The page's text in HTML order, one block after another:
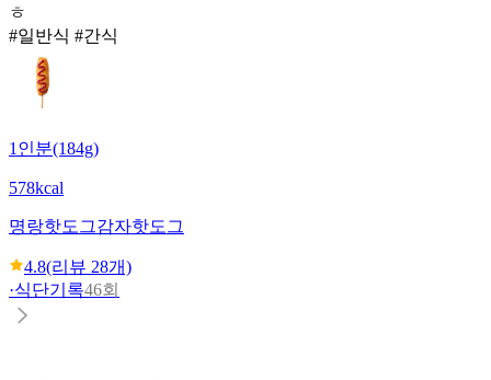
ㅎ
#일반식 #간식
1인분(184g)
578kcal
명랑핫도그감자핫도그
4.8(리뷰 28개)
·식단기록46회